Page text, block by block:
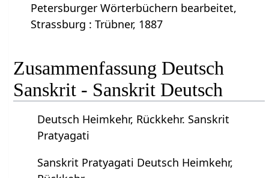
Petersburger Wörterbüchern bearbeitet,
Strassburg : Trübner, 1887
Zusammenfassung Deutsch
Sanskrit - Sanskrit Deutsch
Deutsch Heimkehr, Rückkehr. Sanskrit
Pratyagati
Sanskrit Pratyagati Deutsch Heimkehr,